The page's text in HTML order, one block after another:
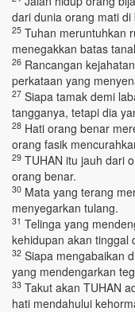
dari dunia orang mati di
25 Tuhan meruntuhkan
menegakkan batas
26 Rancangan
perkataan yang
27 Siapa tamak demi
tangganya, tetapi dia
28 Hati orang benar
orang fasik
29 TUHAN itu jauh dari
orang benar.
30 Mata yang terang
menyegarkan tulang.
31 Telinga yang
kehidupan akan tinggal
32 Siapa mengabaikan
yang mendengarkan
33 Takut akan TUHAN
hati mendahului